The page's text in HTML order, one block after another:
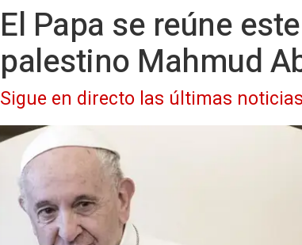
El Papa se reúne
palestino Mahmud
Sigue en directo las últimas